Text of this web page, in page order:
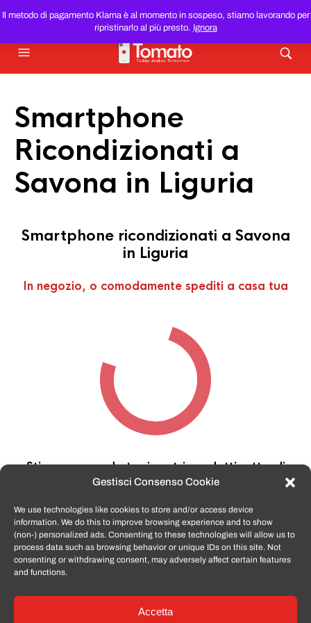
Gestisci Consenso Cookie
We use technologies like cookies to store and/or access device
information. We do this to improve browsing experience and to show
(non-) personalized ads. Consenting to these technologies will allow us to
process data such as browsing behavior or unique IDs on this site. Not
consenting or withdrawing consent, may adversely affect certain features
and functions.
Accetta
Il metodo di pagamento Klarna è al momento in sospeso, stiamo lavorando per
ripristinarlo al più presto. Ignora
SMARTPHONE E TABLET RICONDIZIONATIAL MIGLIOR
PREZZO DEL WEB!
Smartphone
Ricondizionati a
Savona in Liguria
Smartphone ricondizionati a Savona
in Liguria
In negozio, o comodamente spediti a casa tua
Stiamo cercando tra i nostri prodotti, attendi
qualche secondo…
TomatoSmartphone.itè lo shop n.1 in italia per
smartphone ricondizionati garantiti e certificati
di tutte le marche,APPLE, SAMSUNG, HUAWEI,
ONEPLUS, XIAOMI e tanto altro